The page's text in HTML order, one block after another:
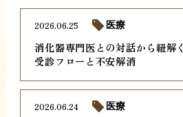
消化器専門医との対話から紐解
受診フローと不安解消
2026.06.25 医療
2026.06.24 医療